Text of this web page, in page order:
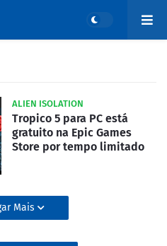
ALIEN ISOLATION
Tropico 5 para PC está
gratuito na Epic Games
Store por tempo limitado
Mais